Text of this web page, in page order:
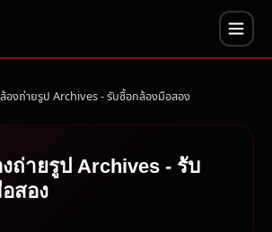
องถ่ายรูป Archives - รับซื้อกล้องมือสอง
ถ่ายรูป Archives - รับ
สอง